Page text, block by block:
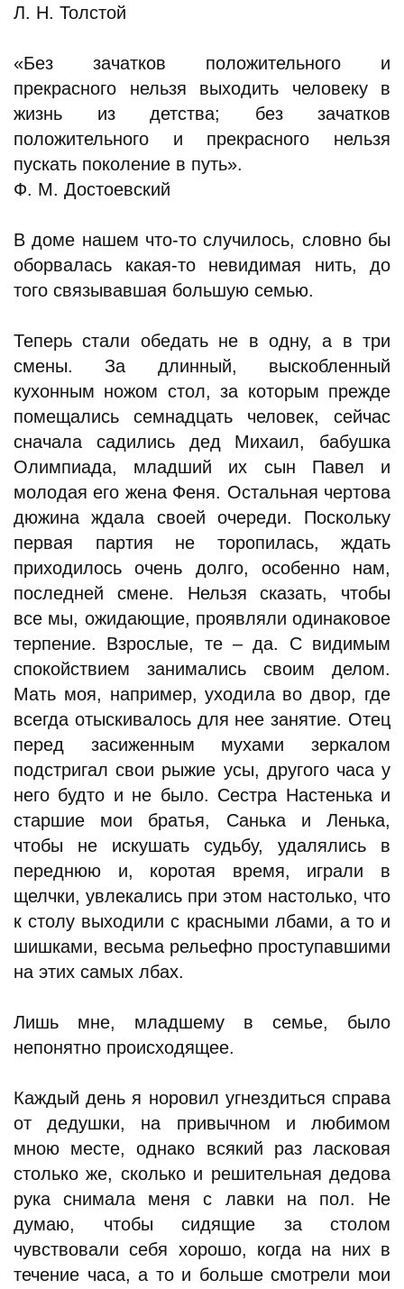
Л. Н. Толстой
«Без зачатков положительного и
прекрасного нельзя выходить человеку в
жизнь из детства; без зачатков
положительного и прекрасного нельзя
пускать поколение в путь».
Ф. М. Достоевский
В доме нашем что-то случилось, словно бы
оборвалась какая-то невидимая нить, до
того связывавшая большую семью.
Теперь стали обедать не в одну, а в три
смены. За длинный, выскобленный
кухонным ножом стол, за которым прежде
помещались семнадцать человек, сейчас
сначала садились дед Михаил, бабушка
Олимпиада, младший их сын Павел и
молодая его жена Феня. Остальная чертова
дюжина ждала своей очереди. Поскольку
первая партия не торопилась, ждать
приходилось очень долго, особенно нам,
последней смене. Нельзя сказать, чтобы
все мы, ожидающие, проявляли одинаковое
терпение. Взрослые, те – да. С видимым
спокойствием занимались своим делом.
Мать моя, например, уходила во двор, где
всегда отыскивалось для нее занятие. Отец
перед засиженным мухами зеркалом
подстригал свои рыжие усы, другого часа у
него будто и не было. Сестра Настенька и
старшие мои братья, Санька и Ленька,
чтобы не искушать судьбу, удалялись в
переднюю и, коротая время, играли в
щелчки, увлекались при этом настолько, что
к столу выходили с красными лбами, а то и
шишками, весьма рельефно проступавшими
на этих самых лбах.
Лишь мне, младшему в семье, было
непонятно происходящее.
Каждый день я норовил угнездиться справа
от дедушки, на привычном и любимом
мною месте, однако всякий раз ласковая
столько же, сколько и решительная дедова
рука снимала меня с лавки на пол. Не
думаю, чтобы сидящие за столом
чувствовали себя хорошо, когда на них в
течение часа, а то и больше смотрели мои